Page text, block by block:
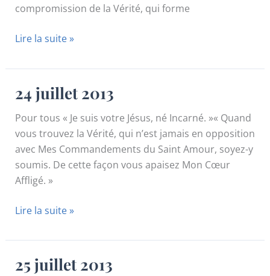
compromission de la Vérité, qui forme
23
2013
Lire la suite »
24 juillet 2013
Pour tous « Je suis votre Jésus, né Incarné. »« Quand
vous trouvez la Vérité, qui n’est jamais en opposition
avec Mes Commandements du Saint Amour, soyez-y
soumis. De cette façon vous apaisez Mon Cœur
Affligé. »
24
2013
Lire la suite »
25 juillet 2013